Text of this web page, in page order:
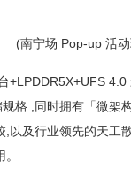
(南宁场 Pop-up 活
+LPDDR5X+UFS
格 ,同时拥有「微架
及行业领先的天工